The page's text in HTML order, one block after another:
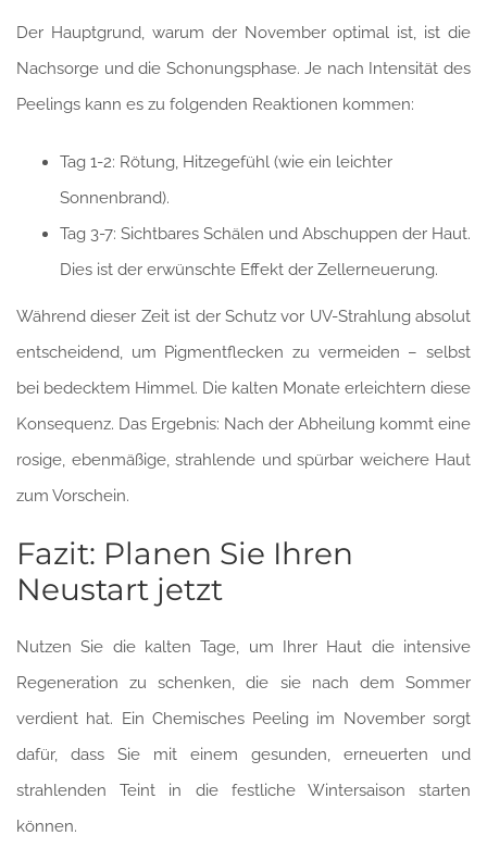
Der Hauptgrund, warum der November optimal ist, ist die
Nachsorge und die Schonungsphase. Je nach Intensität des
Peelings kann es zu folgenden Reaktionen kommen:
Tag 1-2: Rötung, Hitzegefühl (wie ein leichter
Sonnenbrand).
Tag 3-7: Sichtbares Schälen und Abschuppen der Haut.
Dies ist der erwünschte Effekt der Zellerneuerung.
Während dieser Zeit ist der Schutz vor UV-Strahlung absolut
entscheidend, um Pigmentflecken zu vermeiden – selbst
bei bedecktem Himmel. Die kalten Monate erleichtern diese
Konsequenz. Das Ergebnis: Nach der Abheilung kommt eine
rosige, ebenmäßige, strahlende und spürbar weichere Haut
zum Vorschein.
Fazit: Planen Sie Ihren
Neustart jetzt
Nutzen Sie die kalten Tage, um Ihrer Haut die intensive
Regeneration zu schenken, die sie nach dem Sommer
verdient hat. Ein Chemisches Peeling im November sorgt
dafür, dass Sie mit einem gesunden, erneuerten und
strahlenden Teint in die festliche Wintersaison starten
können.